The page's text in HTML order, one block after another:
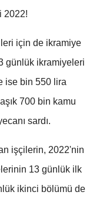
2022!
için de ikramiye
günlük ikramiyeleri
ise bin 550 lira
700 bin kamu
sardı.
işçilerin, 2022'nin
13 günlük ilk
ikinci bölümü de